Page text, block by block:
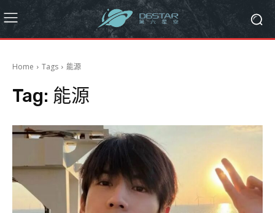
Home Tags 能源
Tag: 能源